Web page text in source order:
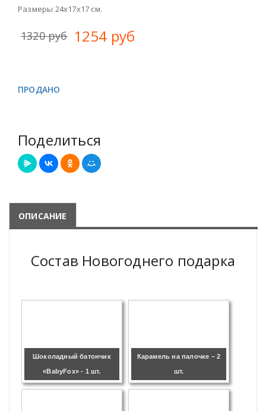
Размеры 24х17х17 см.
1320 руб 1254 руб
ПРОДАНО
Поделиться
ОПИСАНИЕ
Состав Новогоднего подарка
Шоколадный батончик
«BabyFox» - 1 шт.
Карамель на палочке – 2
шт.